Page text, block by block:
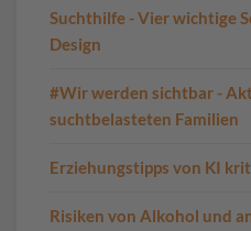
Suchthilfe - Vier wichtige
Design
#Wir werden sichtbar -
suchtbelasteten Familien
Erziehungstipps von KI
Risiken von Alkohol und